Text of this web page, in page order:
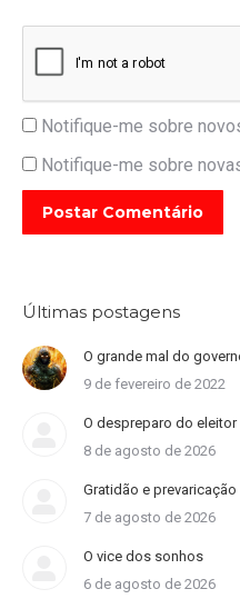
Notifique-me sobre
Notifique-me sobre
Postar Comentário
Últimas postagens
O grande mal do
9 de fevereiro de 2022
O despreparo do
8 de agosto de 2026
Gratidão e
7 de agosto de 2026
O vice dos sonhos
6 de agosto de 2026